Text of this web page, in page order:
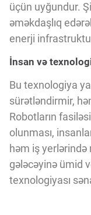
üçün uyğundur.
əməkdaşlıq
enerji
İnsan və
Bu texnologiya
sürətləndirmir,
Robotların
olunması,
həm iş yerlərində
gələcəyinə ümid
texnologiyası